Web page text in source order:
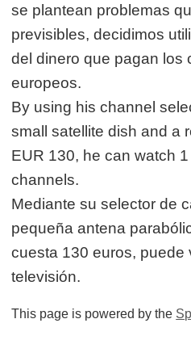
se plantean problemas
previsibles, decidimos
del dinero que pagan los
europeos.
By using his channel
small satellite dish and a
EUR 130, he can watch
channels.
Mediante su selector de
pequeña antena
cuesta 130 euros, puede
televisión.
This page is powered by the